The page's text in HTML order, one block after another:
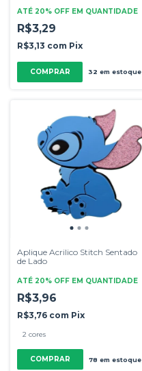
ATÉ 20% OFF EM QUANTIDADE
R$3,29
R$3,13 com Pix
COMPRAR 32 em estoque
Aplique Acrilico Stitch Sentado
de Lado
ATÉ 20% OFF EM QUANTIDADE
R$3,96
R$3,76 com Pix
2 cores
COMPRAR 78 em estoque